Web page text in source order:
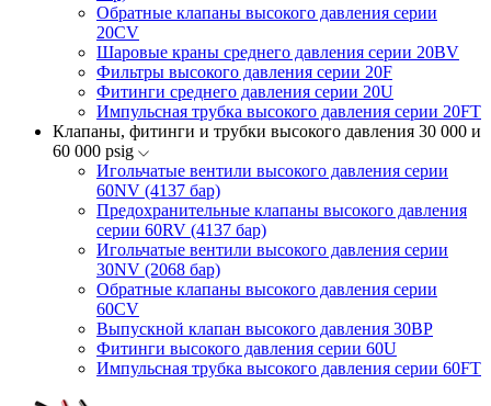
Обратные клапаны высокого давления серии
20CV
Шаровые краны среднего давления серии 20BV
Фильтры высокого давления серии 20F
Фитинги среднего давления серии 20U
Импульсная трубка высокого давления серии 20FT
Клапаны, фитинги и трубки высокого давления 30 000 и
60 000 psig
Игольчатые вентили высокого давления серии
60NV (4137 бар)
Предохранительные клапаны высокого давления
серии 60RV (4137 бар)
Игольчатые вентили высокого давления серии
30NV (2068 бар)
Обратные клапаны высокого давления серии
60CV
Выпускной клапан высокого давления 30BP
Фитинги высокого давления серии 60U
Импульсная трубка высокого давления серии 60FT